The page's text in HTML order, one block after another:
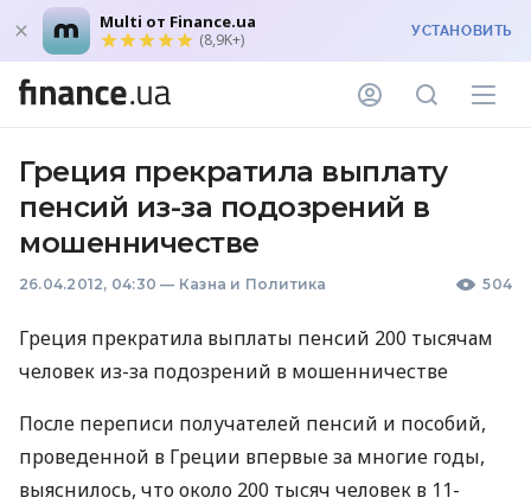
Multi от Finance.ua
(8,9K+) УСТАНОВИТЬ
Греция прекратила выплату
пенсий из-за подозрений в
мошенничестве
26.04.2012, 04:30 — Казна и Политика 504
Греция прекратила выплаты пенсий 200 тысячам
человек из-за подозрений в мошенничестве
После переписи получателей пенсий и пособий,
проведенной в Греции впервые за многие годы,
выяснилось, что около 200 тысяч человек в 11-